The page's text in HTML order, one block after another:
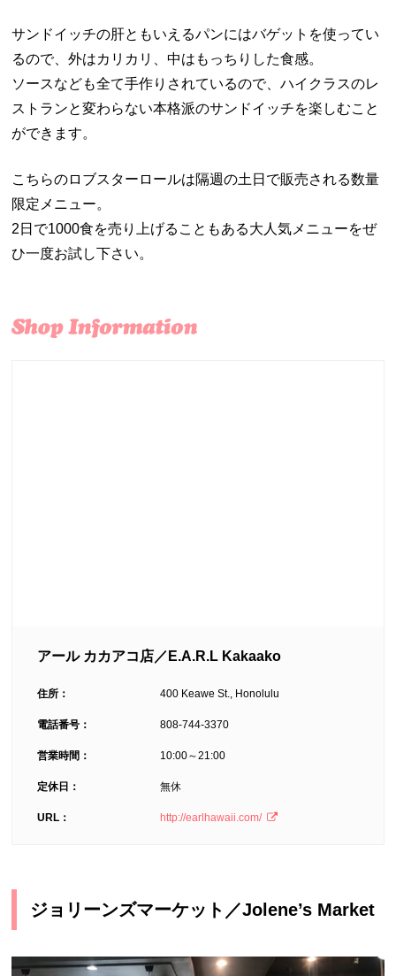
サンドイッチの肝ともいえるパンにはバゲットを使ってい
るので、外はカリカリ、中はもっちりした食感。
ソースなども全て手作りされているので、ハイクラスのレ
ストランと変わらない本格派のサンドイッチを楽しむこと
ができます。
こちらのロブスターロールは隔週の土日で販売される数量
限定メニュー。
2日で1000食を売り上げることもある大人気メニューをぜ
ひ一度お試し下さい。
アール カカアコ店／E.A.R.L Kakaako
住所： 400 Keawe St., Honolulu
電話番号： 808-744-3370
営業時間： 10:00～21:00
定休日： 無休
URL： http://earlhawaii.com/
ジョリーンズマーケット／Jolene’s Market